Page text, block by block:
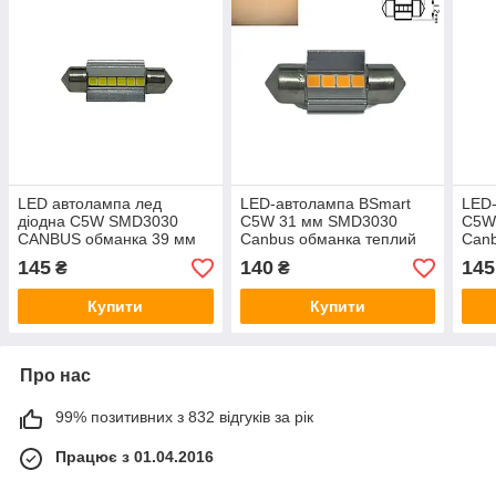
LED автолампа лед
діодна C5W SMD3030
CANBUS обманка 39 мм
145 ₴
Купити
LED-автолампа BSmart
C5W 31 мм SMD3030
Canbus обманка теплий
140₴
Купити
145
Про нас
99% позитивних з 832 відгуків за рік
Працює з 01.04.2016